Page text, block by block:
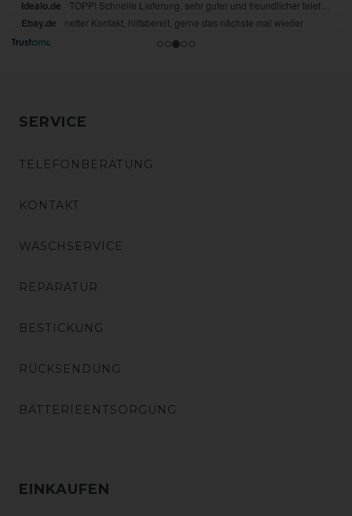
SERVICE
TELEFONBERATUNG
KONTAKT
WASCHSERVICE
REPARATUR
BESTICKUNG
RÜCKSENDUNG
BATTERIEENTSORGUNG
EINKAUFEN